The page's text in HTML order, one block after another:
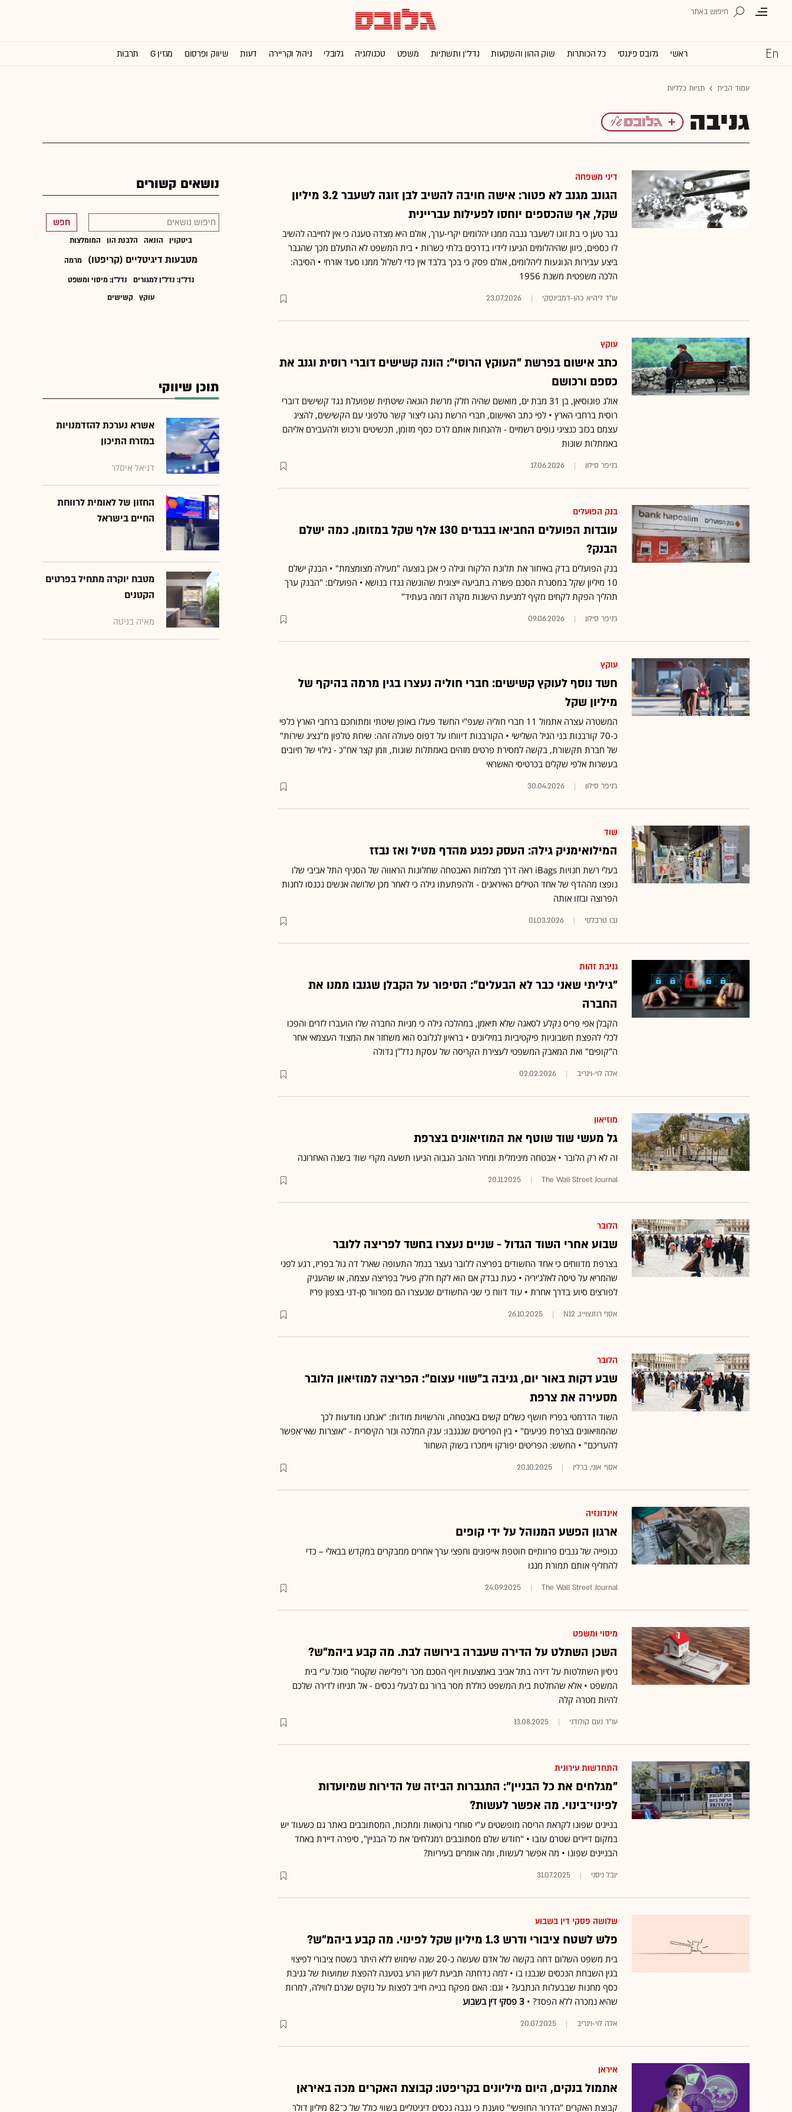
ראשי גלובס פיננסי כל הכותרות שוק ההון והשקעות נדל''ן ותשתיות משפט טכנולוגיה גלובלי ניהול וקריירה דעות שיווק ופרסום מגזין G תרבות
עמוד הבית תגיות כלליות
גניבה
דיני משפחה
הגונב מגנב לא פטור: אישה חויבה להשיב לבן זוגה לשעבר 3.2 מיליון
שקל, אף שהכספים יוחסו לפעילות עבריינית
גבר טען כי בת זוגו לשעבר גנבה ממנו יהלומים יקרי-ערך, אולם היא מצדה טענה כי אין לחייבה להשיב
לו כספים, כיוון שהיהלומים הגיעו לידיו בדרכים בלתי כשרות • בית המשפט לא התעלם מכך שהגבר
ביצע עבירות הנוגעות ליהלומים, אולם פסק כי בכך בלבד אין כדי לשלול ממנו סעד אזרחי • הסיבה:
הלכה משפטית משנת 1956
עו"ד ליהיא כהן-דמבינסקי 23.07.2026
עוקץ
כתב אישום בפרשת "העוקץ הרוסי": הונה קשישים דוברי רוסית וגנב את
כספם ורכושם
אולג פוגוסיאן, בן 31 מבת ים, מואשם שהיה חלק מרשת הונאה שיטתית שפועלת נגד קשישים דוברי
רוסית ברחבי הארץ • לפי כתב האישום, חברי הרשת נהגו ליצור קשר טלפוני עם הקשישים, להציג
עצמם בכזב כנציגי גופים רשמיים - ולהנחות אותם לרכז כסף מזומן, תכשיטים ורכוש ולהעבירם אליהם
באמתלות שונות
ג'ניפר סילון 17.06.2026
בנק הפועלים
עובדות הפועלים החביאו בבגדים 130 אלף שקל במזומן. כמה ישלם
הבנק?
בנק הפועלים בדק באיחור את תלונת הלקוח וגילה כי אכן בוצעה "מעילה מצומצמת" • הבנק ישלם
10 מיליון שקל במסגרת הסכם פשרה בתביעה ייצוגית שהוגשה נגדו בנושא • הפועלים: "הבנק ערך
תהליך הפקת לקחים מקיף למניעת הישנות מקרה דומה בעתיד"
ג'ניפר סילון 09.06.2026
עוקץ
חשד נוסף לעוקץ קשישים: חברי חוליה נעצרו בגין מרמה בהיקף של
מיליון שקל
המשטרה עצרה אתמול 11 חברי חוליה שעפ"י החשד פעלו באופן שיטתי ומתוחכם ברחבי הארץ כלפי
כ-70 קורבנות בני הגיל השלישי • הקורבנות דיווחו על דפוס פעולה זהה: שיחת טלפון מ"נציג שירות"
של חברת תקשורת, בקשה למסירת פרטים מזהים באמתלות שונות, וזמן קצר אח"כ - גילוי של חיובים
בעשרות אלפי שקלים בכרטיסי האשראי
ג'ניפר סילון 30.04.2026
שוד
המילואימניק גילה: העסק נפגע מהדף מטיל ואז נבזז
בעלי רשת חנויות iBags ראה דרך מצלמות האבטחה שחלונות הראווה של הסניף התל אביבי שלו
נופצו מההדף של אחד הטילים האיראנים - ולהפתעתו גילה כי לאחר מכן שלושה אנשים נכנסו לחנות
הפרוצה ובזזו אותה
נבו טרבלסי 01.03.2026
גניבת זהות
"גיליתי שאני כבר לא הבעלים": הסיפור על הקבלן שגנבו ממנו את
החברה
הקבלן אפי פריס נקלע לסאגה שלא תיאמן, במהלכה גילה כי מניות החברה שלו הועברו לזרים והפכו
לכלי להפצת חשבוניות פיקטיביות במיליונים • בראיון לגלובס הוא משחזר את המצוד העצמאי אחר
ה"קופים" ואת המאבק המשפטי לעצירת הקריסה של עסקת נדל"ן גדולה
אלה לוי-וינריב 02.02.2026
מוזיאון
גל מעשי שוד שוטף את המוזיאונים בצרפת
זה לא רק הלובר • אבטחה מינימלית ומחיר הזהב הגבוה הניעו תשעה מקרי שוד בשנה האחרונה
The Wall Street Journal
20.11.2025
הלובר
שבוע אחרי השוד הגדול - שניים נעצרו בחשד לפריצה ללובר
בצרפת מדווחים כי אחד החשודים בפריצה ללובר נעצר בנמל התעופה שארל דה גול בפריז, רגע לפני
שהמריא על טיסה לאלג'יריה • כעת נבדק אם הוא לקח חלק פעיל בפריצה עצמה, או שהעניק
לפורצים סיוע בדרך אחרת • עוד דווח כי שני החשודים שנעצרו הם מפרוור סן-דני בצפון פריז
אסף רוזנצוייג, N12 26.10.2025
הלובר
שבע דקות באור יום, גניבה ב"שווי עצום": הפריצה למוזיאון הלובר
מסעירה את צרפת
השוד הדרמטי בפריז חושף כשלים קשים באבטחה, והרשויות מודות: "אנחנו מודעות לכך
שהמוזיאונים בצרפת פגיעים" • בין הפריטים שנגנבו: ענק המלכה ונזר הקיסרית - "אוצרות שאי־אפשר
להעריכם" • החשש: הפריטים יפורקו ויימכרו בשוק השחור
אסף אוני, ברלין 20.10.2025
אינדונזיה
ארגון הפשע המנוהל על ידי קופים
כנופייה של גנבים פרוותיים חוטפת אייפונים וחפצי ערך אחרים ממבקרים במקדש בבאלי – כדי
להחליף אותם תמורת מנגו
The Wall Street Journal
24.09.2025
מיסוי ומשפט
השכן השתלט על הדירה שעברה בירושה לבת. מה קבע ביהמ"ש?
ניסיון השתלטות על דירה בתל אביב באמצעות זיוף הסכם מכר ו"פלישה שקטה" סוכל ע"י בית
המשפט • אלא שהחלטת בית המשפט כוללת מסר ברור גם לבעלי נכסים - אל תניחו לדירה שלכם
להיות מטרה קלה
עו"ד נעם קולודני 13.08.2025
התחדשות עירונית
"מגלחים את כל הבניין": התגברות הביזה של הדירות שמיועדות
לפינוי־בינוי. מה אפשר לעשות?
בניינים שפונו לקראת הריסה מופשטים ע"י סוחרי גרוטאות ומתכות, המסתובבים באתר גם כשעוד יש
במקום דיירים שטרם עזבו • "חודש שלם מסתובבים ו'מגלחים' את כל הבניין", סיפרה דיירת באחד
הבניינים שפונו • מה אפשר לעשות, ומה אומרים בעיריות?
יובל ניסני 31.07.2025
שלושה פסקי דין בשבוע
פלש לשטח ציבורי ודרש 1.3 מיליון שקל לפינוי. מה קבע ביהמ"ש?
בית משפט השלום דחה בקשה של אדם שעשה כ-20 שנה שימוש ללא היתר בשטח ציבורי לפיצוי
בגין השבחת הנכסים שנבנו בו • למה נדחתה תביעת לשון הרע בטענה להפצת שמועות של גניבת
כסף מחנות שבבעלות הנתבע? • וגם: האם מפקח בנייה חייב לפצות על נזקים שגרם לווילה, למרות
שהיא נמכרה ללא הפסד? • 3 פסקי דין בשבוע
אלה לוי-וינריב 20.07.2025
איראן
אתמול בנקים, היום מיליונים בקריפטו: קבוצת האקרים מכה באיראן
קבוצת האקרים "הדרור החופשי" טוענת כי גנבה נכסים דיגיטליים בשווי כולל של כ־82 מיליון דולר
נושאים קשורים
חפש
ביטקוין הונאה הלבנת הון המומלצות
מטבעות דיגיטליים (קריפטו) מרמה
נדל"ן: נדל"ן למגורים
נדל"ן: מיסוי ומשפט
עוקץ
קשישים
תוכן שיווקי
אשרא נערכת להזדמנויות
במזרח התיכון
דניאל איסלר
החזון של לאומית לרווחת
החיים בישראל
מטבח יוקרה מתחיל בפרטים
הקטנים
מאיה בניטה